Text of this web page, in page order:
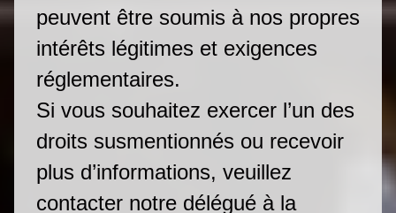
peuvent être soumis à nos propres
intérêts légitimes et exigences
réglementaires.
Si vous souhaitez exercer l’un des
droits susmentionnés ou recevoir
plus d’informations, veuillez
contacter notre délégué à la